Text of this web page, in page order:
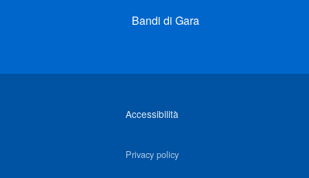
Bandi di Gara
Accessibilità
Privacy policy